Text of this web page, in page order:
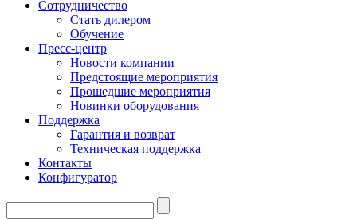
Сотрудничество
Стать дилером
Обучение
Пресс-центр
Новости компании
Предстоящие мероприятия
Прошедшие мероприятия
Новинки оборудования
Поддержка
Гарантия и возврат
Техническая поддержка
Контакты
Конфигуратор